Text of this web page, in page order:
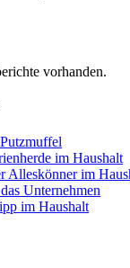
vorhanden.
im Haushalt
Alleskönner im
Unternehmen
im Haushalt